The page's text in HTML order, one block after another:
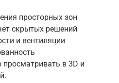
просторных зон
скрытых решений
и вентиляции
в 3D и